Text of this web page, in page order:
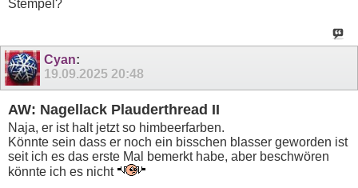
Stempel?
Cyan:
19.09.2025 20:48
AW: Nagellack Plauderthread II
Naja, er ist halt jetzt so himbeerfarben.
Könnte sein dass er noch ein bisschen blasser geworden ist
seit ich es das erste Mal bemerkt habe, aber beschwören
könnte ich es nicht